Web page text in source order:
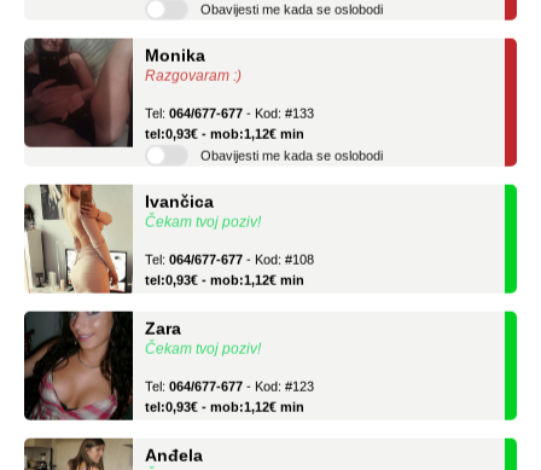
Razgovaram :)
tel:0,93€ - mob:1,12€ min
Obavijesti me kada se oslobodi
Čekam tvoj poziv!
tel:0,93€ - mob:1,12€ min
Čekam tvoj poziv!
tel:0,93€ - mob:1,12€ min
Čekam tvoj poziv!